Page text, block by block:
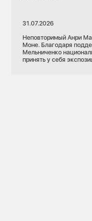
31.07.2026
Неповторимый Анри
Моне. Благодаря
Мельниченко
принять у себя